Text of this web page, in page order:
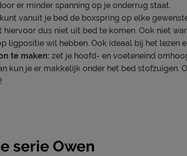
Owen
polyether
polyester
er minder spanning op je onderrug staat.
vanuit je bed de boxspring op elke
hiervoor dus niet uit bed te komen. Ook niet
ligpositie wil hebben. Ook ideaal bij het lezen
te maken: zet je hoofd- en voeteneind
kun je er makkelijk onder het bed stofzuigen.
serie Owen